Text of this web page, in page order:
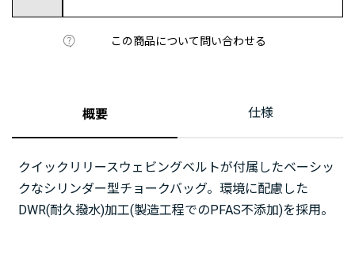
この商品について問い合わせる
概要 仕様
クイックリリースウェビングベルトが付属したベーシッ
クなシリンダー型チョークバッグ。環境に配慮した
DWR(耐久撥水)加工(製造工程でのPFAS不添加)を採用。